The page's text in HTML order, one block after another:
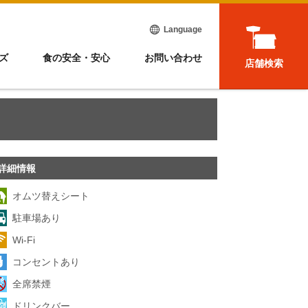
食の安全・安心 お問い合わせ
Language
店舗検索
細情報
オムツ替えシート
駐車場あり
Wi-Fi
コンセントあり
全席禁煙
ドリンクバー